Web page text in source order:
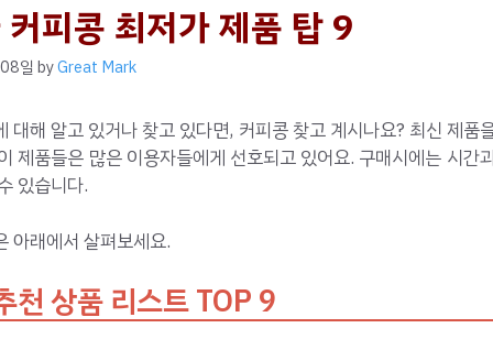
피콩 최저가 제품 탑 9
일 byGreat Mark
대해 알고 있거나 찾고 있다면, 커피콩 찾고 계시나요? 최신 제품
제품들은 많은 이용자들에게 선호되고 있어요. 구매시에는 시간
있습니다.
아래에서 살펴보세요.
천 상품 리스트 TOP 9